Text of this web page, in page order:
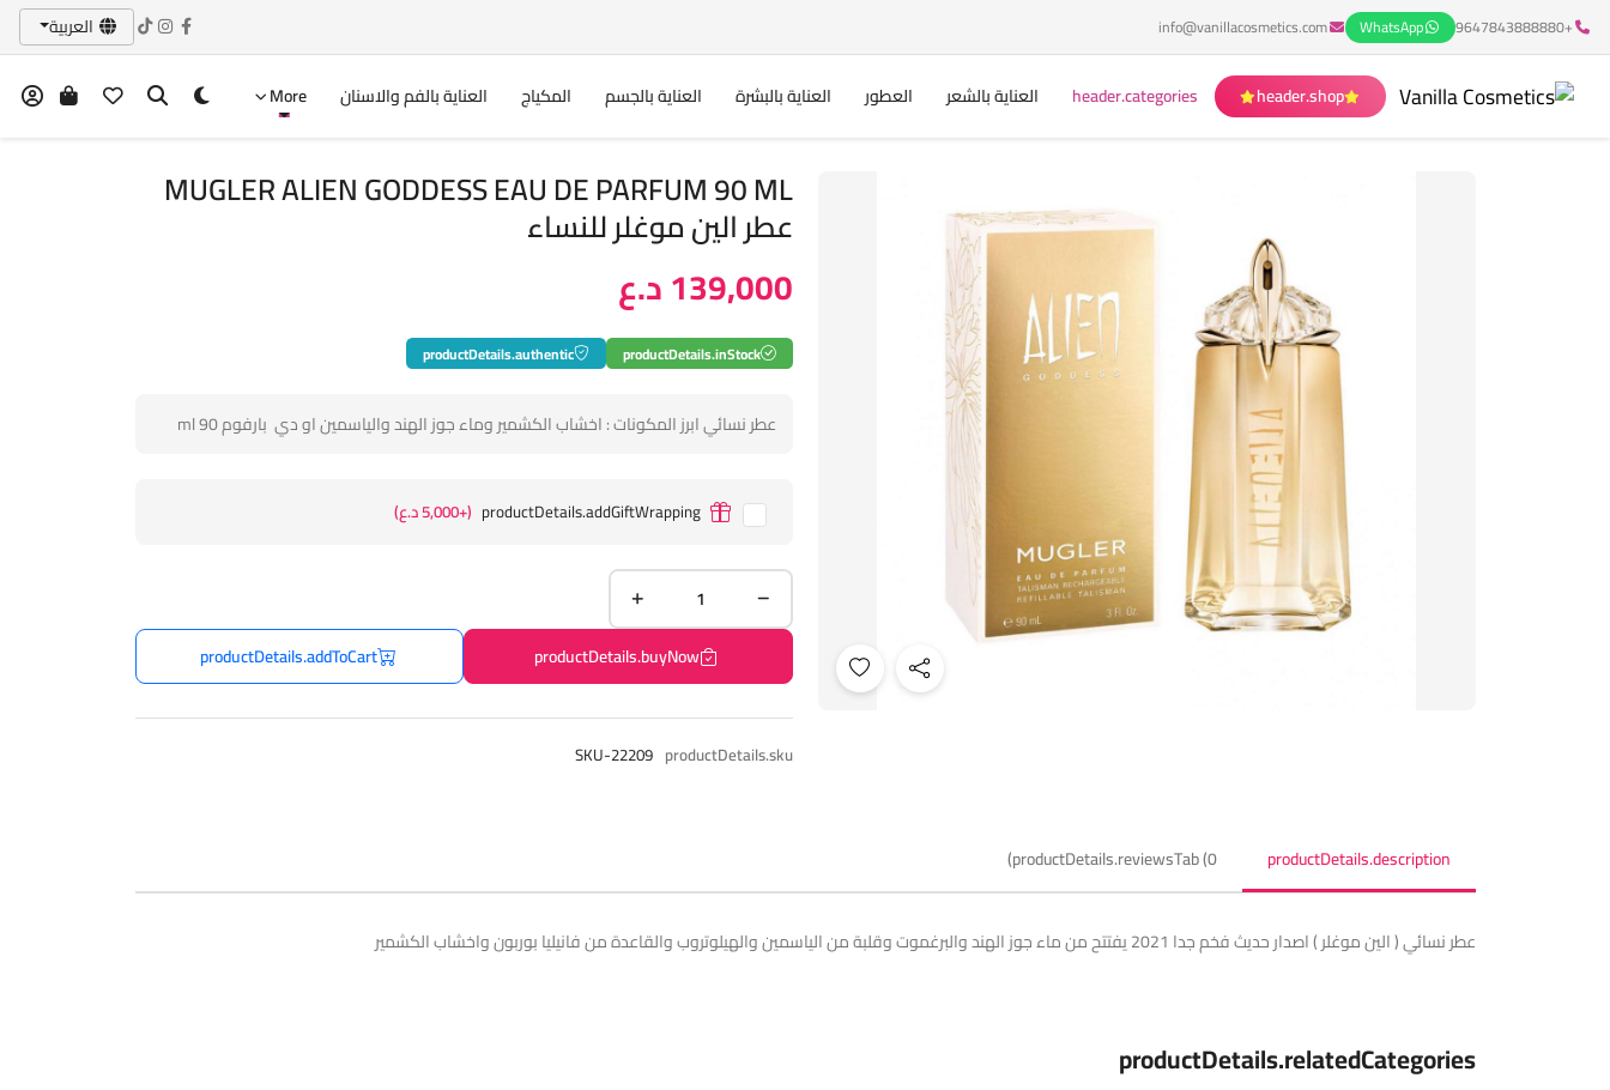
+9647843888880
WhatsApp
info@vanillacosmetics.com العربية
header.shop
header.categories العناية بالشعر العطور العناية بالبشرة العناية بالجسم المكياج العناية بالفم والاسنان More
MUGLER ALIEN GODDESS EAU DE PARFUM 90 ML
عطر الين موغلر للنساء
139,000 د.ع
productDetails.inStock
productDetails.authentic
عطر نسائي ابرز المكونات : اخشاب الكشمير وماء جوز الهند والياسمين او دي بارفوم 90 ml
productDetails.addGiftWrapping (+5,000 د.ع)
productDetails.buyNow
productDetails.addToCart
productDetails.sku
SKU-22209
productDetails.description
productDetails.reviewsTab (0)
عطر نسائي ( الين موغلر ) اصدار حديث فخم جدا 2021 يفتتح من ماء جوز الهند والبرغموت وقلبة من الياسمين والهيلوتروب والقاعدة من فانيليا بوربون واخشاب الكشمير
productDetails.relatedCategories